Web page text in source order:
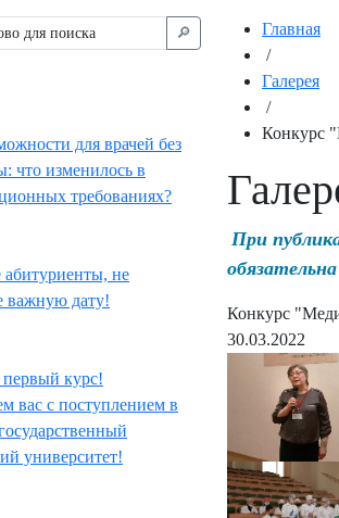
🔎︎
для врачей без
что изменилось в
требованиях?
не
важную дату!
курс!
вас с поступлением в
университет!
Главная
/
Галерея
/
Конкурс
При
Конкурс
30.03.2022